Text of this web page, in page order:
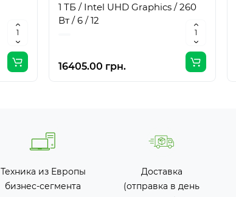
1 ТБ / Intel UHD Graphics / 260
Вт / 6 / 12
16405.00 грн.
Техника из Европы
бизнес-сегмента
Доставка
(отправка в день